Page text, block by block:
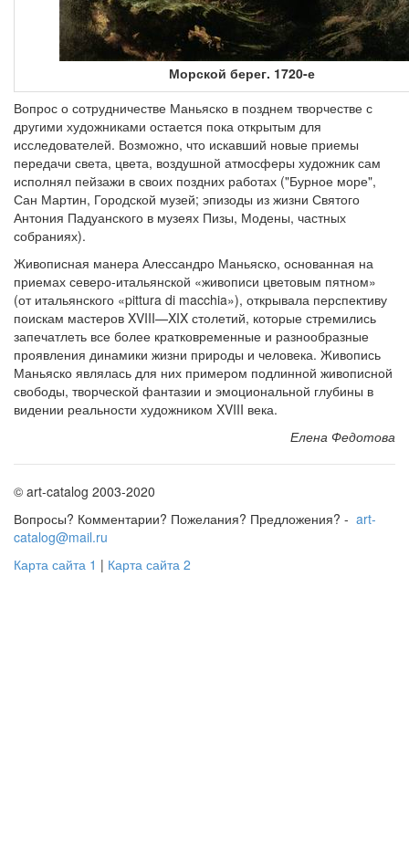
Морской берег. 1720-е
Вопрос о сотрудничестве Маньяско в позднем творчестве с
другими художниками остается пока открытым для
исследователей. Возможно, что искавший новые приемы
передачи света, цвета, воздушной атмосферы художник сам
исполнял пейзажи в своих поздних работах ("Бурное море",
Сан Мартин, Городской музей; эпизоды из жизни Святого
Антония Падуанского в музеях Пизы, Модены, частных
собраниях).
Живописная манера Алессандро Маньяско, основанная на
приемах северо-итальянской «живописи цветовым пятном»
(от итальянского «pittura di macchia»), открывала перспективу
поискам мастеров XVIII—XIX столетий, которые стремились
запечатлеть все более кратковременные и разнообразные
проявления динамики жизни природы и человека. Живопись
Маньяско являлась для них примером подлинной живописной
свободы, творческой фантазии и эмоциональной глубины в
видении реальности художником XVIII века.
Елена Федотова
© art-catalog 2003-2020
Вопросы? Комментарии? Пожелания? Предложения? - art-
catalog@mail.ru
Карта сайта 1 | Карта сайта 2